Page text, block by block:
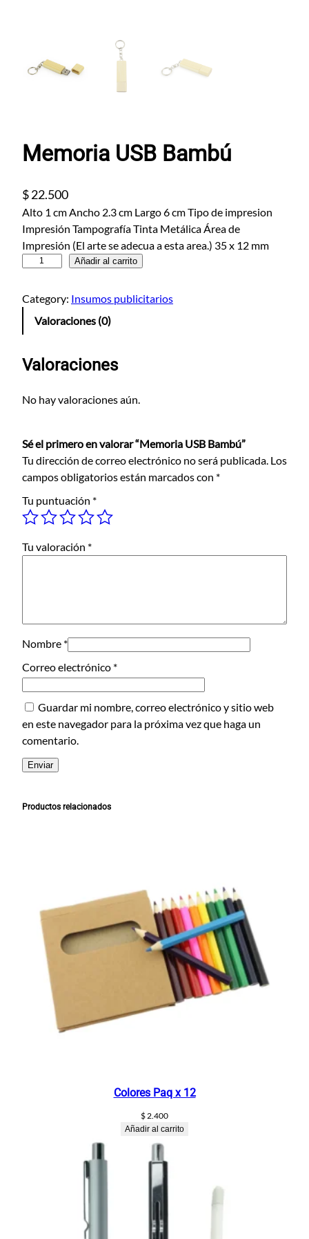
Memoria USB Bambú
$22.500
Alto 1 cm Ancho 2.3 cm Largo 6 cm Tipo de impresion
Impresión Tampografía Tinta Metálica Área de
Impresión (El arte se adecua a esta area.) 35 x 12 mm
m
o
a
S
a
m
b
a
n
t
d
Añadir al carrito
Category: Insumos publicitarios
Valoraciones (0)
Valoraciones
No hay valoraciones aún.
Sé el primero en valorar “Memoria USB Bambú”
Tu dirección de correo electrónico no será publicada. Los
campos obligatorios están marcados con *
Tu puntuación *
Tu valoración *
Nombre *
Correo electrónico *
Guardar mi nombre, correo electrónico y sitio web
en este navegador para la próxima vez que haga un
comentario.
Productos relacionados
Colores Paq x 12
$2.400
Añadir al carrito